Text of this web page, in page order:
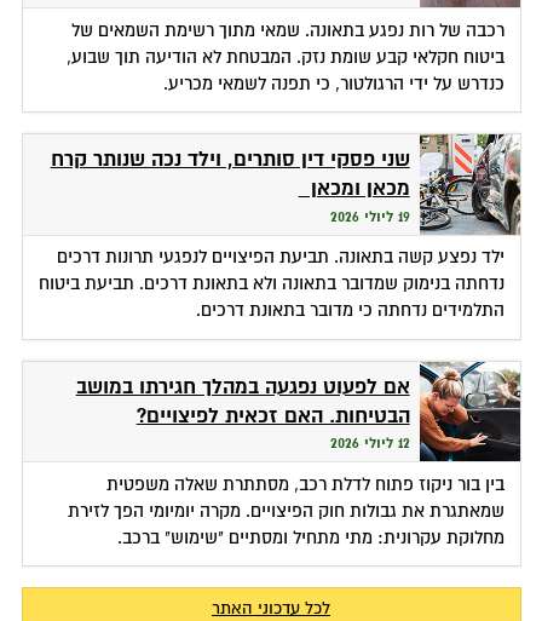
רכבה של רות נפגע בתאונה. שמאי מתוך רשימת השמאים של
ביטוח חקלאי קבע שומת נזק. המבטחת לא הודיעה תוך שבוע,
כנדרש על ידי הרגולטור, כי תפנה לשמאי מכריע.
שני פסקי דין סותרים, וילד נכה שנותר קרח
מכאן ומכאן
19 ליולי 2026
ילד נפצע קשה בתאונה. תביעת הפיצויים לנפגעי תרונות דרכים
נדחתה בנימוק שמדובר בתאונה ולא בתאונת דרכים. תביעת ביטוח
התלמידים נדחתה כי מדובר בתאונת דרכים.
אם לפעוט נפגעה במהלך חגירתו במושב
הבטיחות. האם זכאית לפיצויים?
12 ליולי 2026
בין בור ניקוז פתוח לדלת רכב, מסתתרת שאלה משפטית
שמאתגרת את גבולות חוק הפיצויים. מקרה יומיומי הפך לזירת
מחלוקת עקרונית: מתי מתחיל ומסתיים "שימוש" ברכב.
לכל עדכוני האתר